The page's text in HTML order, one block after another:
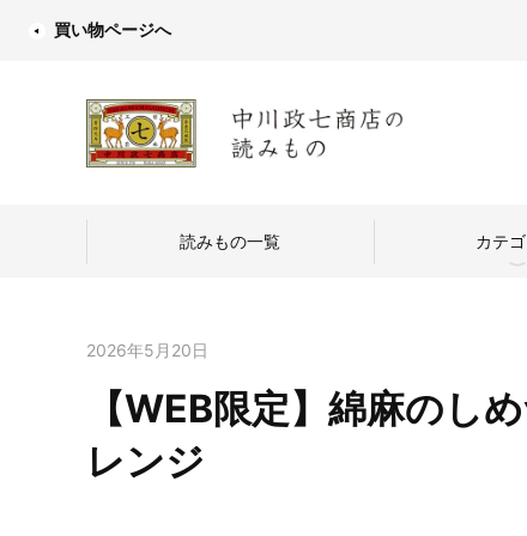
買い物ページへ
読みもの一覧 カテ
中川政七商
2026年5月20日
【WEB限定】綿麻のし
レンジ